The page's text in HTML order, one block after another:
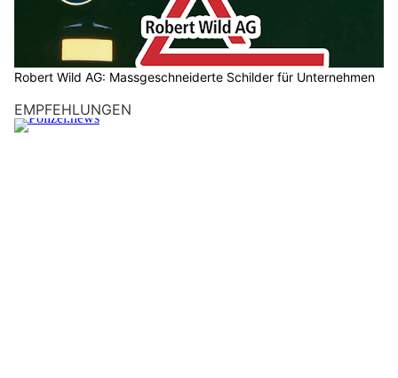
Robert Wild AG: Massgeschneiderte Schilder für Unternehmen
EMPFEHLUNGEN